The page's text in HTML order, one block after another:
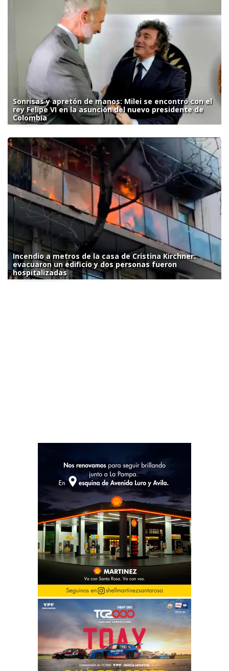
Sonrisas y apretón de manos: Milei se encontró con el
rey Felipe VI en la asunción del nuevo presidente de
Colombia
Incendio a metros de la casa de Cristina Kirchner:
evacuaron un edificio y dos personas fueron
hospitalizadas